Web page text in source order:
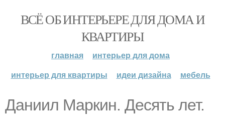
ВСЁ ОБ ИНТЕРЬЕРЕ ДЛЯ ДОМА И
КВАРТИРЫ
главная
интерьер для дома
интерьер для квартиры
идеи дизайна мебель
Даниил Маркин. Десять лет.